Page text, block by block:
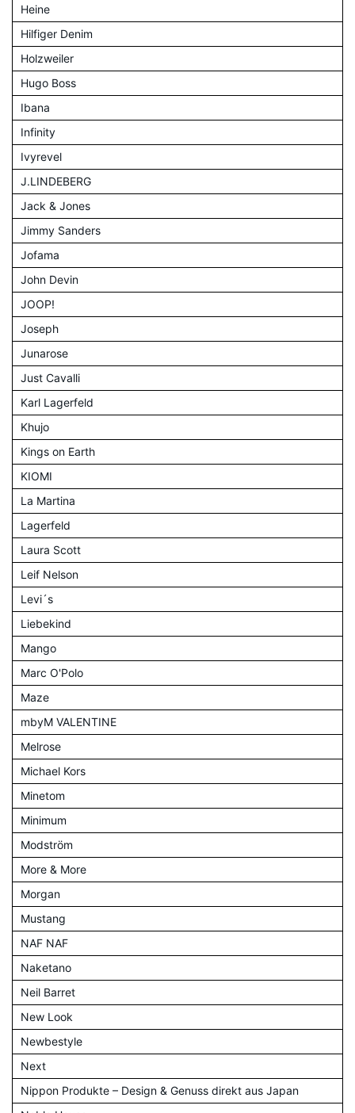
Heine
Hilfiger Denim
Holzweiler
Hugo Boss
Ibana
Infinity
Ivyrevel
J.LINDEBERG
Jack & Jones
Jimmy Sanders
Jofama
John Devin
JOOP!
Joseph
Junarose
Just Cavalli
Karl Lagerfeld
Khujo
Kings on Earth
KIOMI
La Martina
Lagerfeld
Laura Scott
Leif Nelson
Levi´s
Liebekind
Mango
Marc O'Polo
Maze
mbyM VALENTINE
Melrose
Michael Kors
Minetom
Minimum
Modström
More & More
Morgan
Mustang
NAF NAF
Naketano
Neil Barret
New Look
Newbestyle
Next
Nippon Produkte – Design & Genuss direkt aus Japan